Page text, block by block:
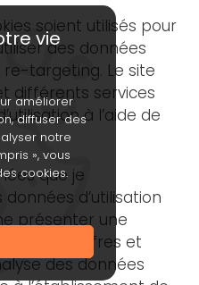
soient utilisés pour
des données
re-targeting. Le site
différents services
à l’aide de
que je
d’utilisation
présenter une
ou des offres et
des données
vie
améliorer
diffuser des
notre
», vous
cookies.